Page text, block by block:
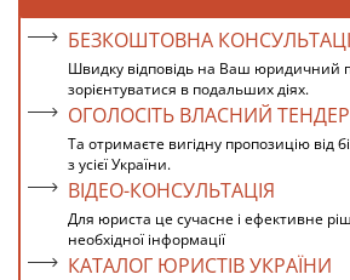
БЕЗКОШТОВНА
Швидку відповідь на Ваш юридичний
зорієнтуватися в подальших діях.
ОГОЛОСІТЬ ВЛАСНИЙ ТЕНДЕР
Та отримаєте вигідну пропозицію від
з усієї України.
ВІДЕО-КОНСУЛЬТАЦІЯ
Для юриста це сучасне і ефективне
необхідної інформації
КАТАЛОГ ЮРИСТІВ УКРАЇНИ